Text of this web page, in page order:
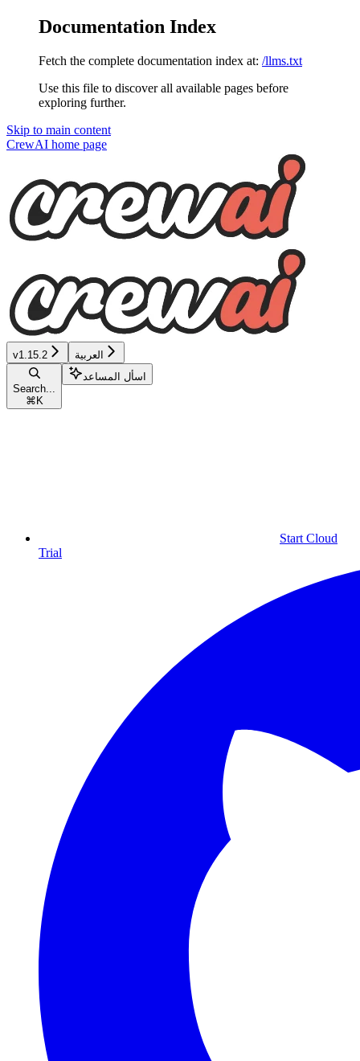
Documentation Index
Fetch the complete documentation index at: /llms.txt
Use this file to discover all available pages before
exploring further.
Skip to main content
CrewAI home page
v1.15.2 العربية
Search...
⌘ K
اسأل المساعد
Start Cloud
Trial